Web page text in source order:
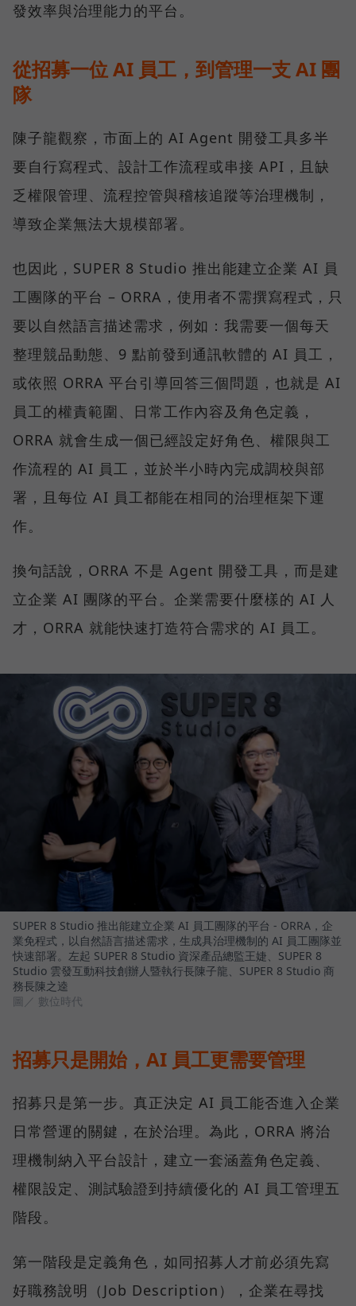
發效率與治理能力的平台。
從招募一位 AI 員工，到管理一支 AI 團
隊
陳子龍觀察，市面上的 AI Agent 開發工具多半
要自行寫程式、設計工作流程或串接 API，且缺
乏權限管理、流程控管與稽核追蹤等治理機制，
導致企業無法大規模部署。
也因此，SUPER 8 Studio 推出能建立企業 AI 員
工團隊的平台 – ORRA，使用者不需撰寫程式，只
要以自然語言描述需求，例如：我需要一個每天
整理競品動態、9 點前發到通訊軟體的 AI 員工，
或依照 ORRA 平台引導回答三個問題，也就是 AI
員工的權責範圍、日常工作內容及角色定義，
ORRA 就會生成一個已經設定好角色、權限與工
作流程的 AI 員工，並於半小時內完成調校與部
署，且每位 AI 員工都能在相同的治理框架下運
作。
換句話說，ORRA 不是 Agent 開發工具，而是建
立企業 AI 團隊的平台。企業需要什麼樣的 AI 人
才，ORRA 就能快速打造符合需求的 AI 員工。
SUPER 8 Studio 推出能建立企業 AI 員工團隊的平台 - ORRA，企
業免程式，以自然語言描述需求，生成具治理機制的 AI 員工團隊並
快速部署。左起 SUPER 8 Studio 資深產品總監王婕、SUPER 8
Studio 雲發互動科技創辦人暨執行長陳子龍、SUPER 8 Studio 商
務長陳之逵
圖／ 數位時代
招募只是開始，AI 員工更需要管理
招募只是第一步。真正決定 AI 員工能否進入企業
日常營運的關鍵，在於治理。為此，ORRA 將治
理機制納入平台設計，建立一套涵蓋角色定義、
權限設定、測試驗證到持續優化的 AI 員工管理五
階段。
第一階段是定義角色，如同招募人才前必須先寫
好職務說明（Job Description），企業在尋找